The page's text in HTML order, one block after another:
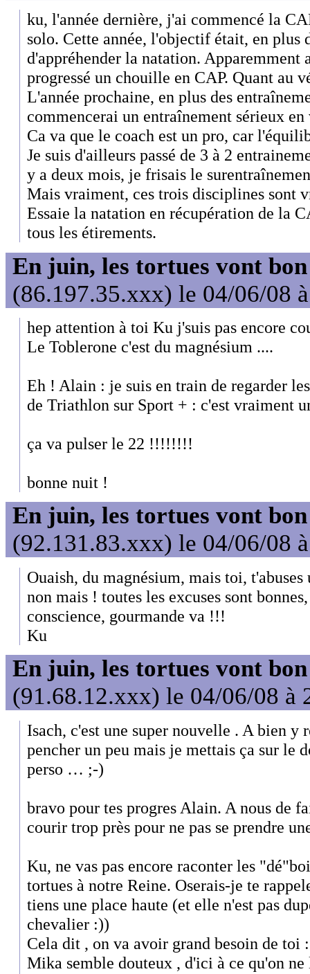
ku, l'année dernière, j'ai commencé la
solo. Cette année, l'objectif était, en plus
d'appréhender la natation. Apparemment
progressé un chouille en CAP. Quant au
L'année prochaine, en plus des
commencerai un entraînement sérieux
Ca va que le coach est un pro, car
Je suis d'ailleurs passé de 3 à 2
y a deux mois, je frisais le
Mais vraiment, ces trois disciplines sont
Essaie la natation en récupération de la
tous les étirements.
En juin, les tortues vont
(86.197.35.xxx) le 04/06/08
hep attention à toi Ku j'suis pas encore
Le Toblerone c'est du magnésium ....
Eh ! Alain : je suis en train de regarder
de Triathlon sur Sport + : c'est vraiment
ça va pulser le 22 !!!!!!!!
bonne nuit !
En juin, les tortues vont
(92.131.83.xxx) le 04/06/08
Ouaish, du magnésium, mais toi,
non mais ! toutes les excuses sont
conscience, gourmande va !!!
Ku
En juin, les tortues vont
(91.68.12.xxx) le 04/06/08 à
Isach, c'est une super nouvelle . A bien
pencher un peu mais je mettais ça sur le
perso … ;-)
bravo pour tes progres Alain. A nous de
courir trop près pour ne pas se prendre
Ku, ne vas pas encore raconter les
tortues à notre Reine. Oserais-je te
tiens une place haute (et elle n'est pas
chevalier :))
Cela dit , on va avoir grand besoin de toi
Mika semble douteux , d'ici à ce qu'on